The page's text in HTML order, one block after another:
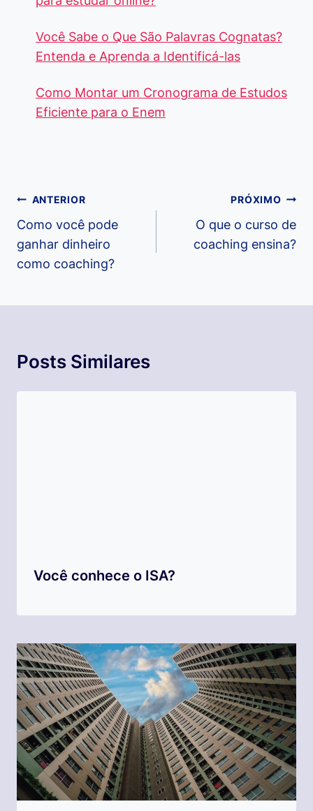
Você Sabe o Que São Palavras Cognatas?
Entenda e Aprenda a Identificá-las
Como Montar um Cronograma de Estudos
Eficiente para o Enem
Navegação
de
Post
ANTERIOR
Como você pode
ganhar dinheiro
como coaching?
PRÓXIMO
O que o curso de
coaching ensina?
Posts Similares
Você conhece o ISA?